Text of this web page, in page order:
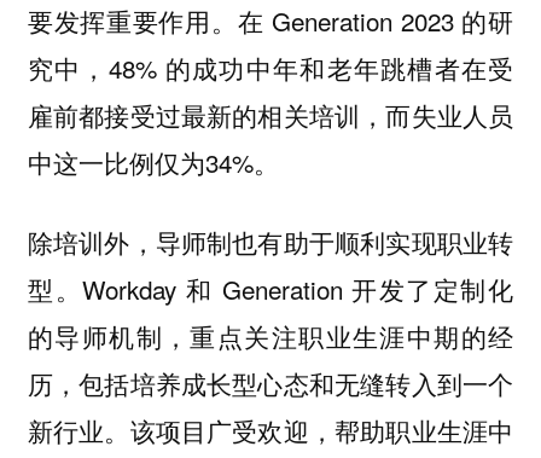
要发挥重要作用。在 Generation 2023 的研
究中，48% 的成功中年和老年跳槽者在受
雇前都接受过最新的相关培训，而失业人员
中这一比例仅为34%。
除培训外，导师制也有助于顺利实现职业转
型。Workday 和 Generation 开发了定制化
的导师机制，重点关注职业生涯中期的经
历，包括培养成长型心态和无缝转入到一个
新行业。该项目广受欢迎，帮助职业生涯中